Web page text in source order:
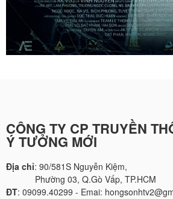
CÔNG TY CP TRUYỀN
Ý TƯỞNG MỚI
Địa chỉ: 90/581S Nguyễn Kiệm,
Phường 03, Q.Gò Vấp, TP.HCM
ĐT: 09099.40299 - Emai: